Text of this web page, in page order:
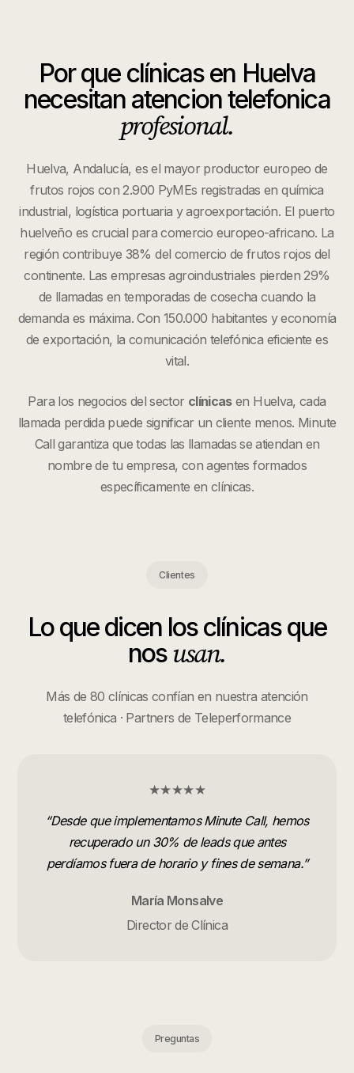
Por que clínicasen Huelva
necesitan atencion telefonica
profesional.
Huelva, Andalucía, es el mayor productor europeo de
frutos rojos con 2.900 PyMEs registradas en química
industrial, logística portuaria y agroexportación. El puerto
huelveño es crucial para comercio europeo-africano. La
región contribuye 38% del comercio de frutos rojos del
continente. Las empresas agroindustriales pierden 29%
de llamadas en temporadas de cosecha cuando la
demanda es máxima. Con 150.000 habitantes y economía
de exportación, la comunicación telefónica eficiente es
vital.
Para los negocios del sector clínicasen Huelva, cada
llamada perdida puede significar un cliente menos. Minute
Call garantiza que todas las llamadas se atiendan en
nombre de tu empresa, con agentes formados
específicamente en clínicas.
Clientes
Lo que dicen losclínicasque
nosusan.
Más de 80 clínicas confían en nuestra atención
telefónica · Partners de Teleperformance
★★★★★
“Desde que implementamos Minute Call, hemos
recuperado un 30% de leads que antes
perdíamos fuera de horario y fines de semana.”
María Monsalve
Director de Clínica
Preguntas